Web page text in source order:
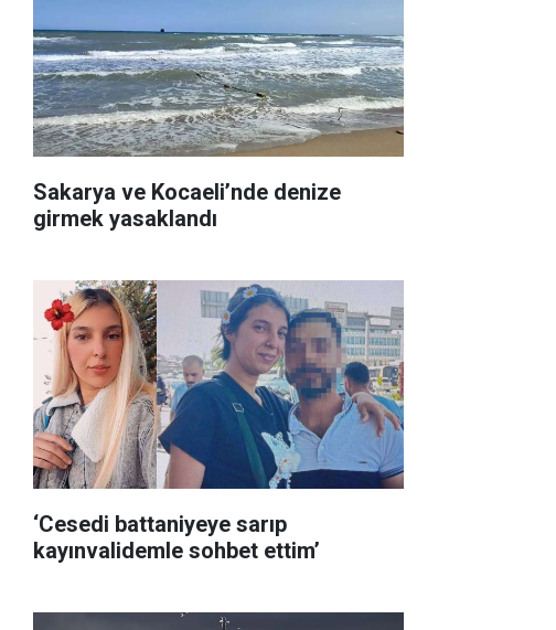
Sakarya ve Kocaeli’nde denize
girmek yasaklandı
‘Cesedi battaniyeye sarıp
kayınvalidemle sohbet ettim’